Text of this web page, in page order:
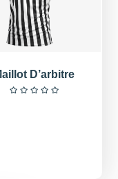
D’arbitre